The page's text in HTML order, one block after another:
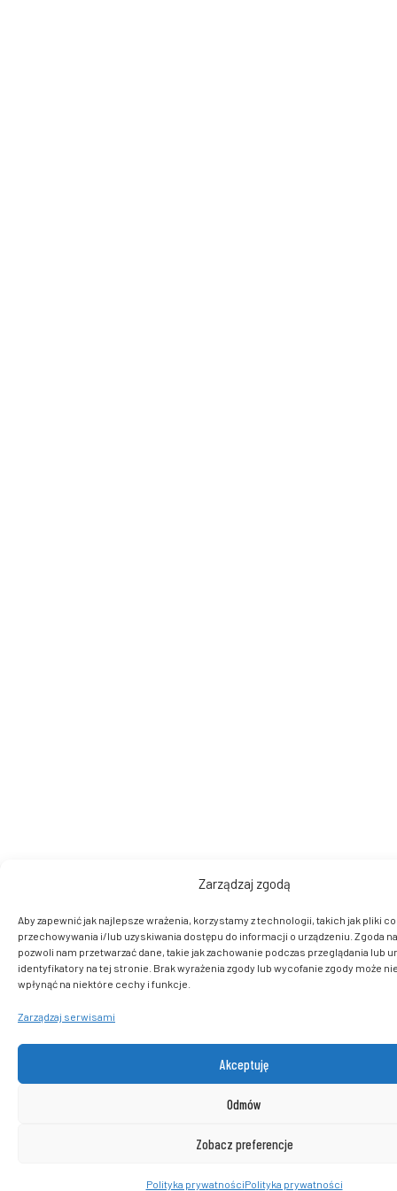
Zarządzaj zgodą
Aby zapewnić jak najlepsze wrażenia, korzystamy z technologii, takich jak pliki
przechowywania i/lub uzyskiwania dostępu do informacji o urządzeniu. Zgoda
pozwoli nam przetwarzać dane, takie jak zachowanie podczas przeglądania lub
identyfikatory na tej stronie. Brak wyrażenia zgody lub wycofanie zgody może
wpłynąć na niektóre cechy i funkcje.
Zarządzaj serwisami
Akceptuję
Odmów
Zobacz preferencje
Polityka prywatnościPolityka prywatności